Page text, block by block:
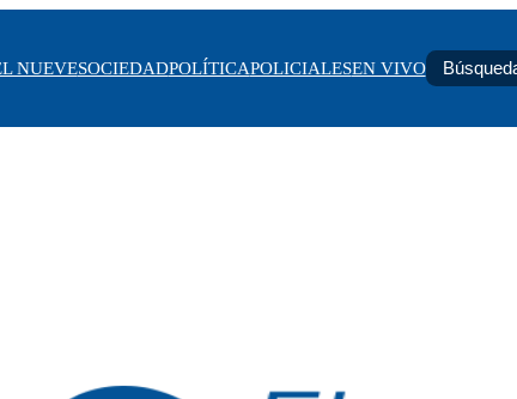
NUEVESOCIEDADPOLÍTICAPOLICIALESEN VIVO